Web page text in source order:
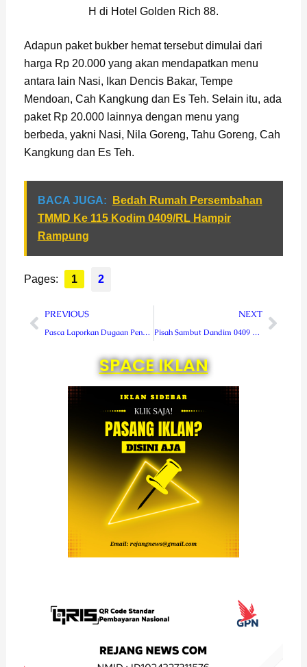
H di Hotel Golden Rich 88.
Adapun paket bukber hemat tersebut dimulai dari
harga Rp 20.000 yang akan mendapatkan menu
antara lain Nasi, Ikan Dencis Bakar, Tempe
Mendoan, Cah Kangkung dan Es Teh. Selain itu, ada
paket Rp 20.000 lainnya dengan menu yang
berbeda, yakni Nasi, Nila Goreng, Tahu Goreng, Cah
Kangkung dan Es Teh.
BACA JUGA:
Bedah Rumah Persembahan
TMMD Ke 115 Kodim 0409/RL Hampir
Rampung
Pages: 1 2
Prev
PREVIOUS
Pasca Laporkan Dugaan Penyelewengan Dana Desa, Ketua BMA Belumai I Langsung Dipecat
NEXT
Pisah Sambut Dandim 0409 RL, Kendarai Chopper, Sigit Dilepas Isak Tangis Anggota
Next
SPACE IKLAN